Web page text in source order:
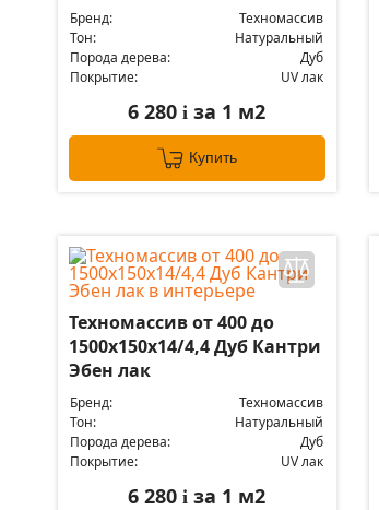
Бренд:
Техномассив
Тон:
Натуральный
Порода дерева:
Дуб
Покрытие:
UV лак
6 280i за 1 м2
Купить
Техномассив от 400 до
1500х150х14/4,4 Дуб Кантри
Эбен лак
Бренд:
Техномассив
Тон:
Натуральный
Порода дерева:
Дуб
Покрытие:
UV лак
6 280i за 1 м2